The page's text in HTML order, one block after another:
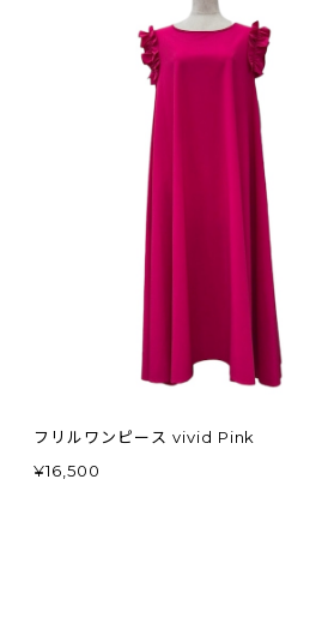
フリルワンピース vivid Pink
¥16,500